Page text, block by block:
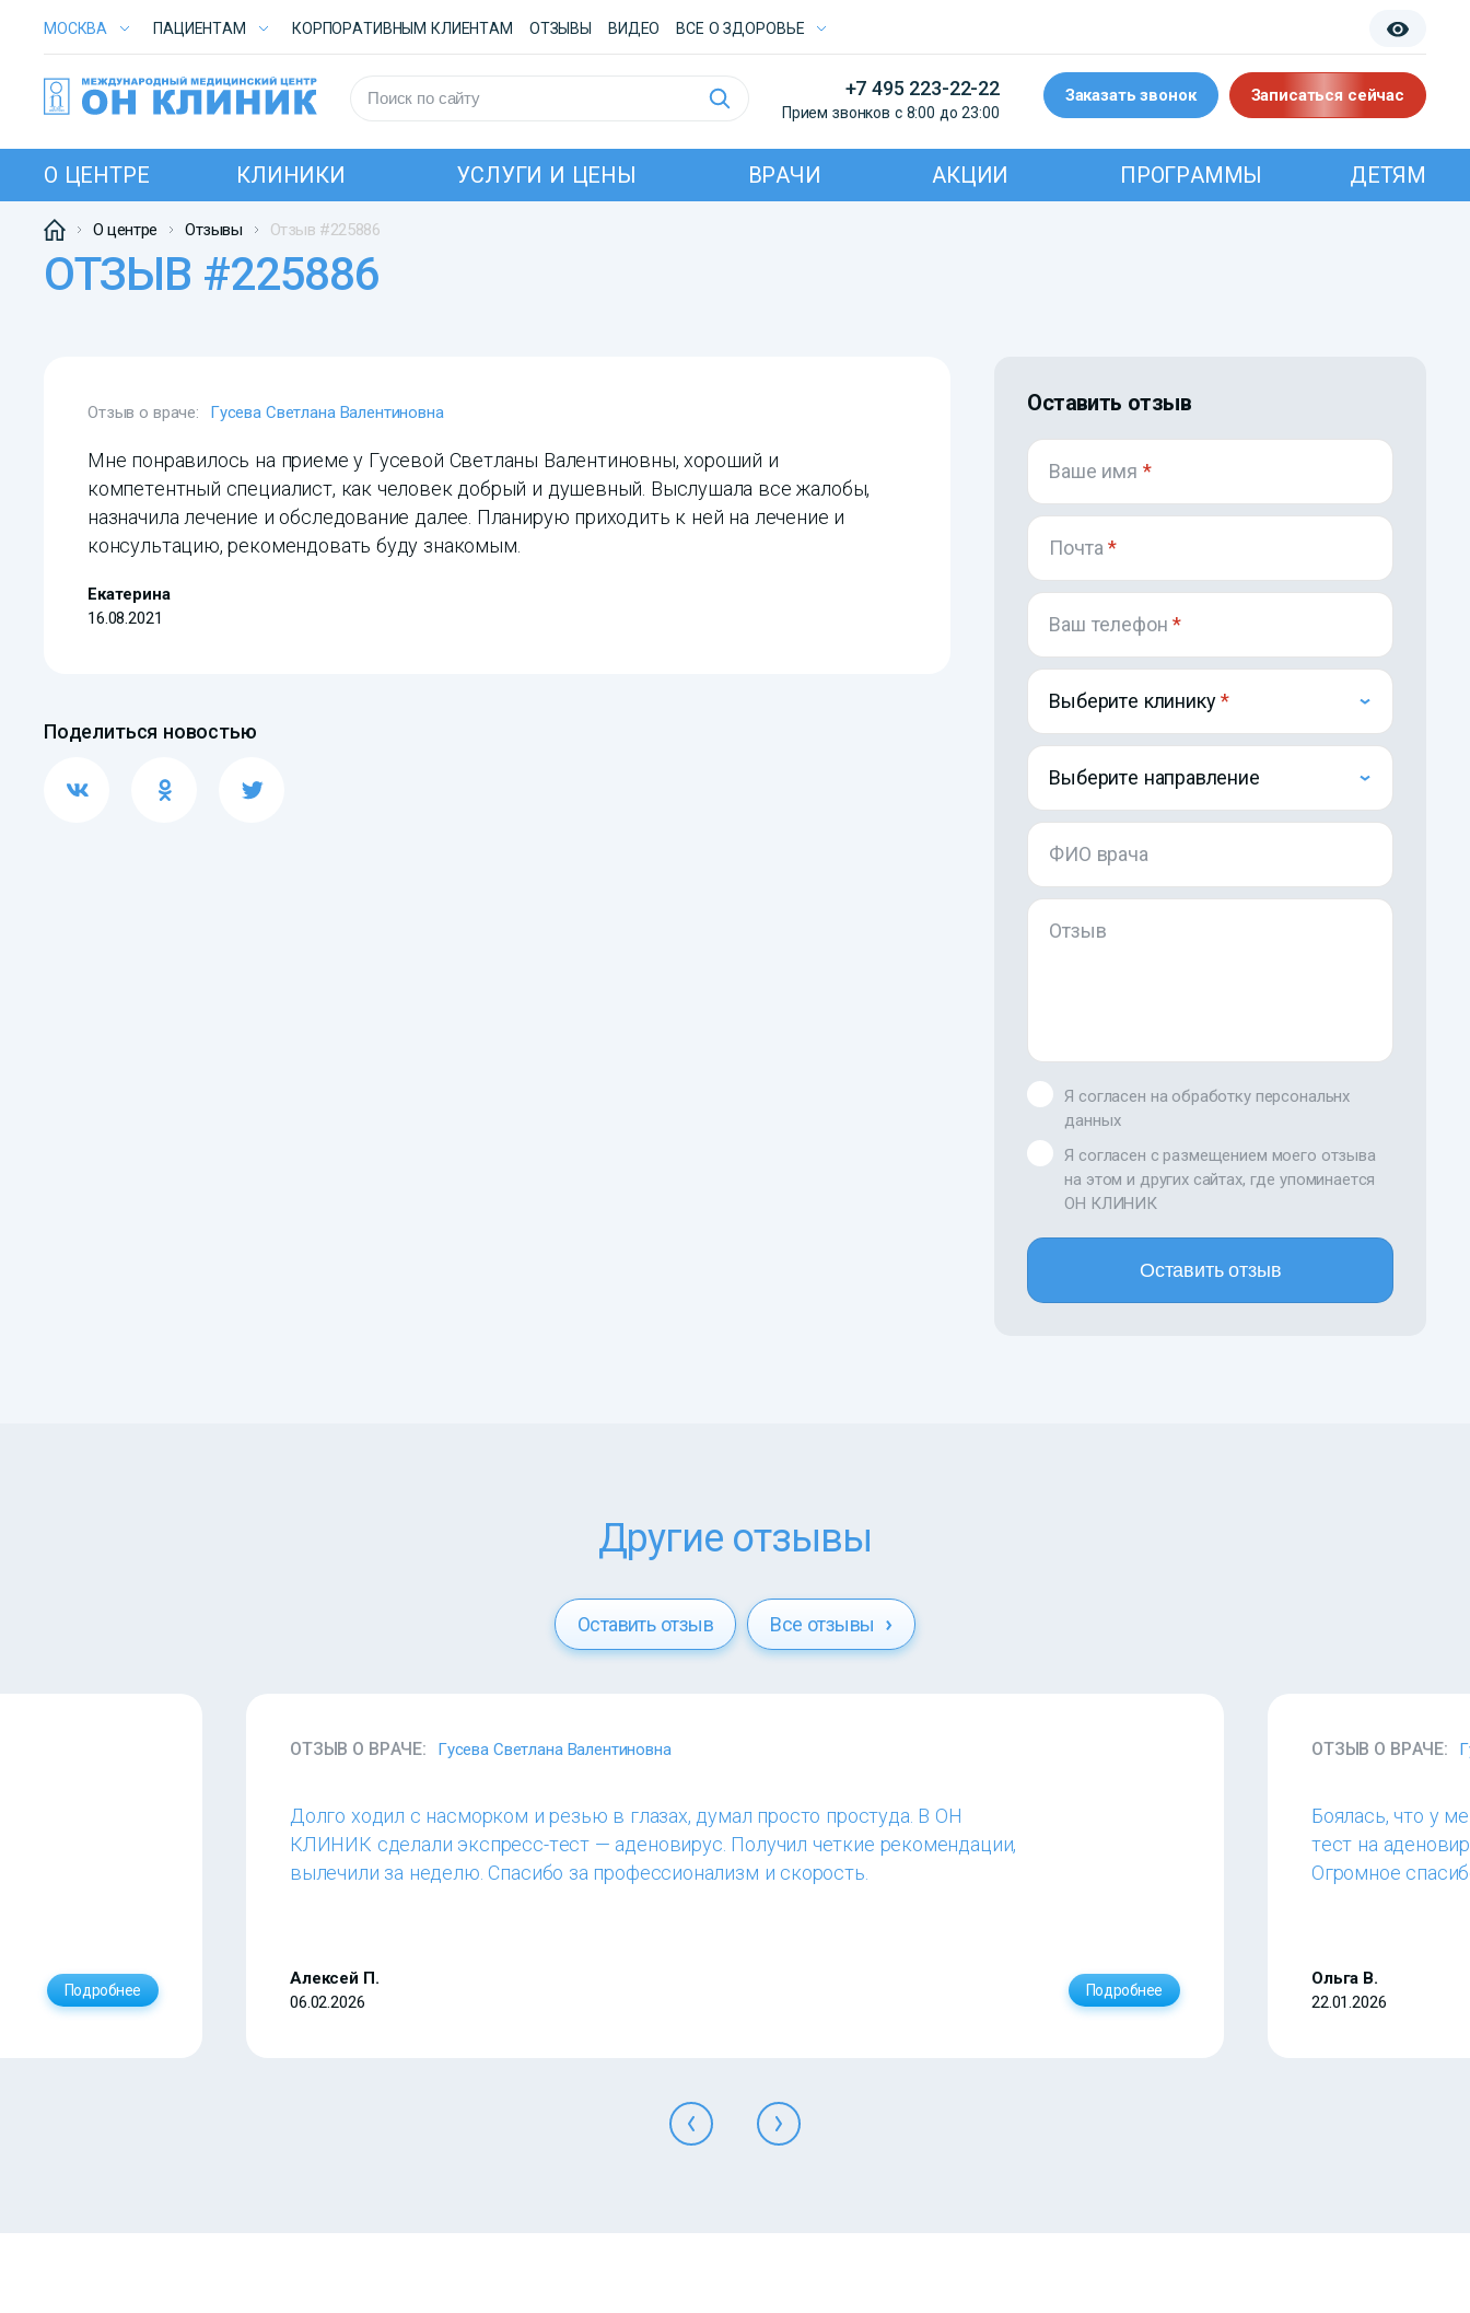
МОСКВА ПАЦИЕНТАМ КОРПОРАТИВНЫМ КЛИЕНТАМ ОТЗЫВЫ ВИДЕО ВСE О ЗДОРОВЬЕ
+7 495 223-22-22
Прием звонков с 8:00 до 23:00
Заказать звонок Записаться сейчас
О ЦЕНТРЕ КЛИНИКИ УСЛУГИ И ЦЕНЫ ВРАЧИ АКЦИИ ПРОГРАММЫ ДЕТЯМ
О центре Отзывы Отзыв #225886
ОТЗЫВ #225886
Отзыв о враче: Гусева Светлана Валентиновна
Мне понравилось на приеме у Гусевой Светланы Валентиновны, хороший и
компетентный специалист, как человек добрый и душевный. Выслушала все жалобы,
назначила лечение и обследование далее. Планирую приходить к ней на лечение и
консультацию, рекомендовать буду знакомым.
Екатерина
16.08.2021
Поделиться новостью
Оставить отзыв
Ваше имя *
Почта*
Ваш телефон*
Выберите клинику
Выберите направление
ФИО врача
Отзыв
Я согласен на обработку персональнх
данных
Я согласен с размещением моего отзыва
на этом и других сайтах, где упоминается
ОН КЛИНИК
Оставить отзыв
Другие отзывы
Оставить отзыв Все отзывы
Подробнее
ОТЗЫВ О ВРАЧЕ: Гусева Светлана Валентиновна
Долго ходил с насморком и резью в глазах, думал просто простуда. В ОН
КЛИНИК сделали экспресс-тест — аденовирус. Получил четкие рекомендации,
вылечили за неделю. Спасибо за профессионализм и скорость.
Алексей П.
06.02.2026
Подробнее
ОТЗЫВ О ВРАЧЕ:
Боялась, что у
тест на
Огромное
Ольга В.
22.01.2026